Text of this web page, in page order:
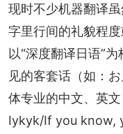
现时不少机器翻译
字里行间的礼貌程
以“深度翻译日语”
见的客套话（如：
体专业的中文、英
Iykyk/If you know,